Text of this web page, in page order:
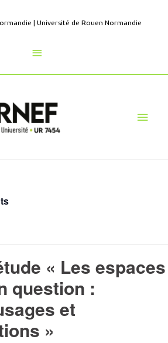
| Université de Rouen Normandie
Au
dessus
l'en-
« Les espaces
question :
et
»